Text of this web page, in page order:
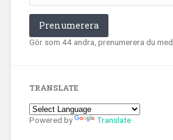
Prenumerera
Gör som 44 andra, prenumerera du med.
TRANSLATE
Powered by Translate